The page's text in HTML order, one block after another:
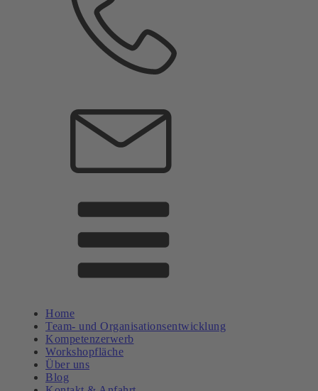
Home
Team- und Organisationsentwicklung
Kompetenzerwerb
Workshopfläche
Über uns
Blog